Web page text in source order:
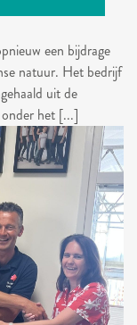
een bijdrage
natuur. Het bedrijf
uit de
het [...]